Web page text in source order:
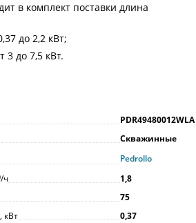
в комплект поставки длина
до 2,2 кВт;
3 до 7,5 кВт.
PDR49480012WLA
Скважинные
Pedrollo
ч
1,8
75
кВт
0,37